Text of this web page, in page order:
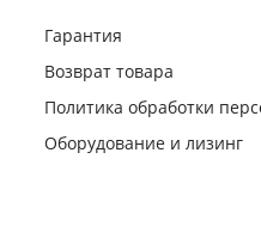
Гарантия
Возврат товара
Политика обработки
Оборудование и лизинг